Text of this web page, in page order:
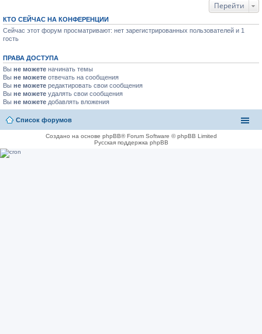
Перейти
КТО СЕЙЧАС НА КОНФЕРЕНЦИИ
Сейчас этот форум просматривают: нет зарегистрированных пользователей и 1
гость
ПРАВА ДОСТУПА
Вы не можете начинать темы
Вы не можете отвечать на сообщения
Вы не можете редактировать свои сообщения
Вы не можете удалять свои сообщения
Вы не можете добавлять вложения
Список форумов
Создано на основе phpBB® Forum Software © phpBB Limited
Русская поддержка phpBB